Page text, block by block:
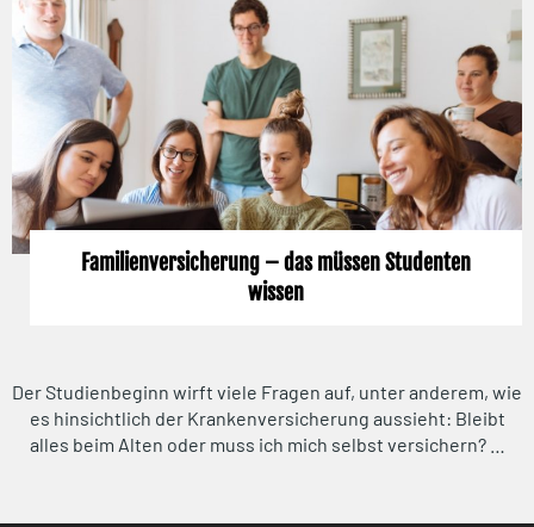
Familienversicherung – das müssen Studenten
wissen
Der Studienbeginn wirft viele Fragen auf, unter anderem, wie
es hinsichtlich der Krankenversicherung aussieht: Bleibt
alles beim Alten oder muss ich mich selbst versichern? …